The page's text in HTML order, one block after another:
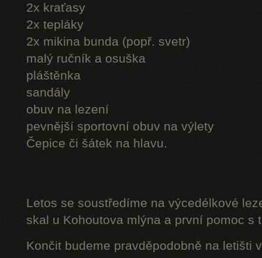
2x kraťasy
2x tepláky
2x mikina bunda (popř. svetr)
malý ručník a osuška
pláštěnka
sandály
obuv na lezení
pevnější sportovní obuv na výlety
Čepice či šátek na hlavu.
Letos se soustředíme na výcedélkové
skal u Kohoutova mlýna a první pomoc s
Končit budeme pravděpodobně na letišti